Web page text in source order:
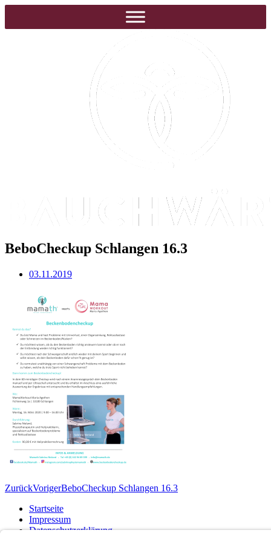
BeboCheckup Schlangen 16.3
03.11.2019
ZurückVorigerBeboCheckup Schlangen 16.3
Startseite
Impressum
Datenschutzerklärung